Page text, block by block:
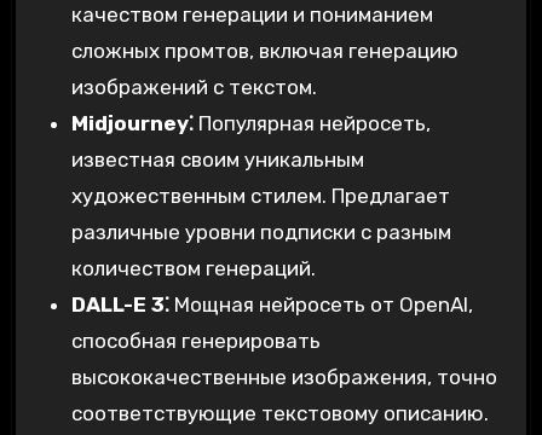
качеством генерации и пониманием
сложных промтов, включая генерацию
изображений с текстом.
Midjourney⁚Популярная нейросеть,
известная своим уникальным
художественным стилем. Предлагает
различные уровни подписки с разным
количеством генераций.
DALL-E 3⁚Мощная нейросеть от OpenAI,
способная генерировать
высококачественные изображения, точно
соответствующие текстовому описанию.